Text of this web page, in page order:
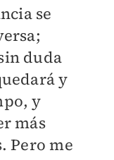
se
duda
y
y
más
Pero me